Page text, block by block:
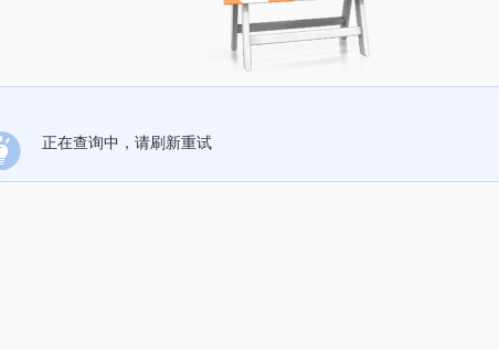
正在查询中，请刷新重试